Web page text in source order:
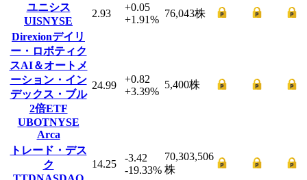
ユニシス
UISNYSE
2.93
+0.05
+1.91%
76,043株
Direxionデイリ
ー・ロボティク
スAI＆オートメ
ーション・イン
デックス・ブル
2倍ETF
UBOTNYSE
Arca
24.99
+0.82
+3.39%
5,400株
トレード・デス
ク
14.25
-3.42
-19.33%
70,303,506
株